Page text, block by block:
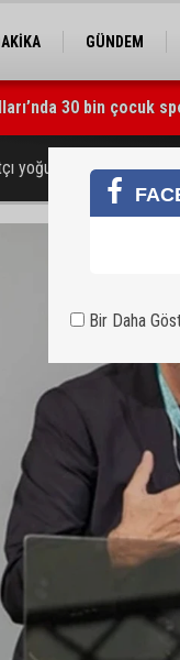
GÜNDEM
30 bin çocuk
yoğun bakıma kaldırıldı
Bir Daha